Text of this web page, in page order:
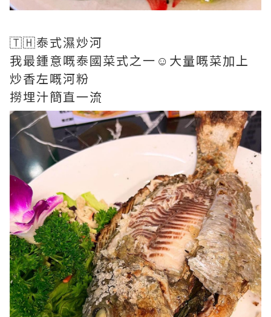
🇹🇭泰式濕炒河
我最鍾意嘅泰國菜式之一☺️大量嘅菜加上
炒香左嘅河粉
撈埋汁簡直一流